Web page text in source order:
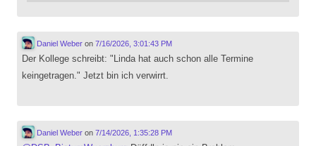
Daniel Weberon 7/16/2026, 3:01:43 PM
Der Kollege schreibt: "Linda hat auch schon alle Termine
keingetragen." Jetzt bin ich verwirrt.
Daniel Weberon 7/14/2026, 1:35:28 PM